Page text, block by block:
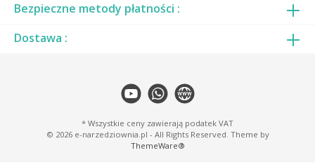
Bezpieczne metody płatności :
Dostawa :
* Wszystkie ceny zawierają podatek VAT
© 2026 e-narzedziownia.pl - All Rights Reserved. Theme by
ThemeWare®